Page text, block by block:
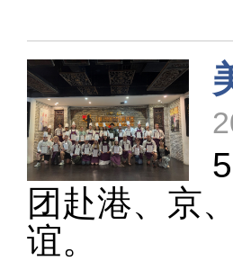
团赴港、京
谊。